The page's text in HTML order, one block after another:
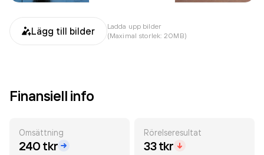
Lägg till bilder
Ladda upp bilder
(Maximal storlek: 20MB)
Finansiell info
Omsättning
240 tkr
Rörelseresultat
33 tkr